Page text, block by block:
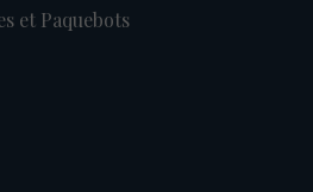
et Paquebots